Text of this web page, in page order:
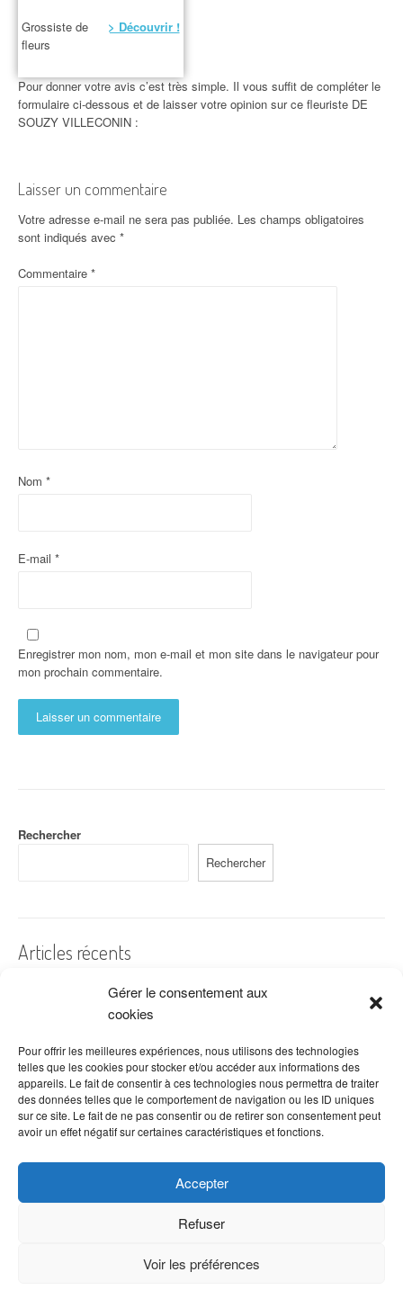
Gérer le consentement aux
cookies
Pour offrir les meilleures expériences, nous utilisons des technologies
telles que les cookies pour stocker et/ou accéder aux informations des
appareils. Le fait de consentir à ces technologies nous permettra de traiter
des données telles que le comportement de navigation ou les ID uniques
sur ce site. Le fait de ne pas consentir ou de retirer son consentement peut
avoir un effet négatif sur certaines caractéristiques et fonctions.
Accepter
Refuser
Voir les préférences
Grossiste de
fleurs
> Découvrir !
Pour donner votre avis c’est très simple. Il vous suffit de compléter le
formulaire ci-dessous et de laisser votre opinion sur ce fleuriste DE
SOUZY VILLECONIN :
Laisser un commentaire
Votre adresse e-mail ne sera pas publiée. Les champs obligatoires
sont indiqués avec *
Commentaire *
Nom *
E-mail *
Enregistrer mon nom, mon e-mail et mon site dans le navigateur pour
mon prochain commentaire.
Rechercher
Rechercher
Articles récents
A quelles dates de l’année offre-t-on des fleurs ?
Les fleurs préférées des Français
Combien de fois arroser un cactus ?
Quelles fleurs offrir pour la fête des mères ?
Idées de décoration avec fleurs séchées